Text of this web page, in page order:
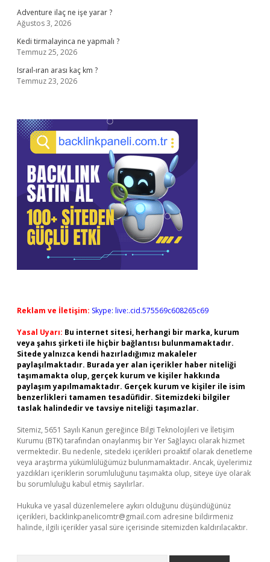
Adventure ilaç ne işe yarar ?
Ağustos 3, 2026
Kedi tirmalayinca ne yapmalı ?
Temmuz 25, 2026
Israıl-ıran arası kaç km ?
Temmuz 23, 2026
Reklam ve İletişim: Skype: live:.cid.575569c608265c69
Yasal Uyarı: Bu internet sitesi, herhangi bir marka, kurum
veya şahıs şirketi ile hiçbir bağlantısı bulunmamaktadır.
Sitede yalnızca kendi hazırladığımız makaleler
paylaşılmaktadır. Burada yer alan içerikler haber niteliği
taşımamakta olup, gerçek kurum ve kişiler hakkında
paylaşım yapılmamaktadır. Gerçek kurum ve kişiler ile isim
benzerlikleri tamamen tesadüfidir. Sitemizdeki bilgiler
taslak halindedir ve tavsiye niteliği taşımazlar.
Sitemiz, 5651 Sayılı Kanun gereğince Bilgi Teknolojileri ve İletişim
Kurumu (BTK) tarafından onaylanmış bir Yer Sağlayıcı olarak hizmet
vermektedir. Bu nedenle, sitedeki içerikleri proaktif olarak denetleme
veya araştırma yükümlülüğümüz bulunmamaktadır. Ancak, üyelerimiz
yazdıkları içeriklerin sorumluluğunu taşımakta olup, siteye üye olarak
bu sorumluluğu kabul etmiş sayılırlar.
Hukuka ve yasal düzenlemelere aykırı olduğunu düşündüğünüz
içerikleri, backlinkpanelicomtr@gmail.com adresine bildirmeniz
halinde, ilgili içerikler yasal süre içerisinde sitemizden kaldırılacaktır.